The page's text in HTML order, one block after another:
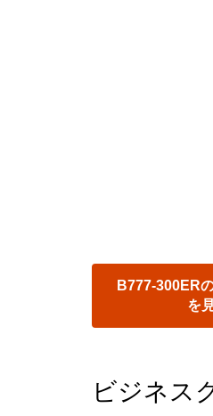
B777-300ER
を
ビジネス